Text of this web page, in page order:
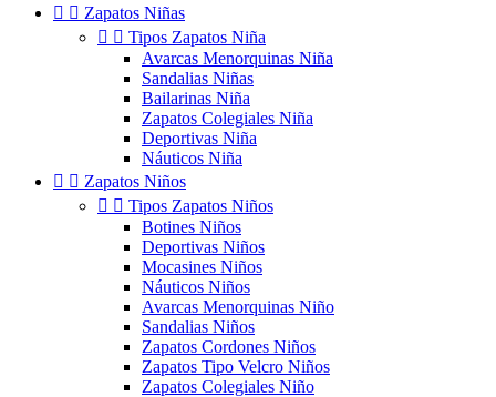
  Zapatos Niñas
  Tipos Zapatos Niña
Avarcas Menorquinas Niña
Sandalias Niñas
Bailarinas Niña
Zapatos Colegiales Niña
Deportivas Niña
Náuticos Niña
  Zapatos Niños
  Tipos Zapatos Niños
Botines Niños
Deportivas Niños
Mocasines Niños
Náuticos Niños
Avarcas Menorquinas Niño
Sandalias Niños
Zapatos Cordones Niños
Zapatos Tipo Velcro Niños
Zapatos Colegiales Niño